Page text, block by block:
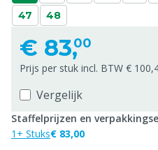
47
48
€ 83,00
Prijs per stuk incl. BTW €
Vergelijk
Staffelprijzen en
1+ Stuks€ 83,00